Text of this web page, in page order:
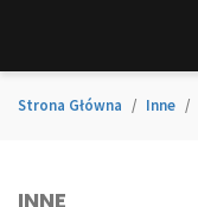
Strona Główna Inne
INNE